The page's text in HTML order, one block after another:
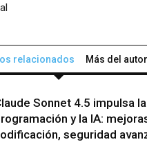
relacionados Más del autor
Sonnet 4.5 impulsa la
y la IA:
seguridad